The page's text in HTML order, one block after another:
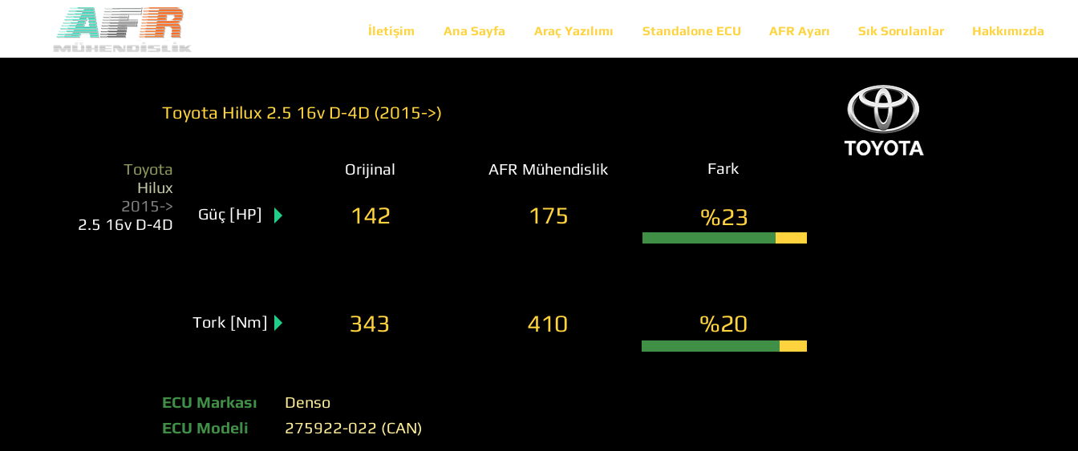
İletişim Ana Sayfa Araç Yazılımı Standalone ECU AFR Ayarı Sık Sorulanlar Hakkımızda
Toyota Hilux 2.5 16v D-4D (2015->)
Toyota
Hilux
2015->
2.5 16v D-4D
Orijinal AFR Mühendislik Fark
Güç [HP] 142 175 %23
Tork [Nm] 343 410 %20
ECU Markası
ECU Modeli
Denso
275922-022 (CAN)